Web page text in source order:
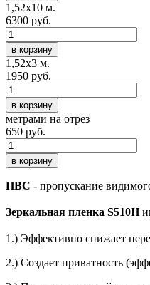
1,52х10 м.
6300 руб.
в корзину
1,52х3 м.
1950 руб.
в корзину
метрами на отрез
650 руб.
в корзину
ПВС - пропускание
Зеркальная пленка S510H
1.) Эффективно снижает
2.) Создает приватность